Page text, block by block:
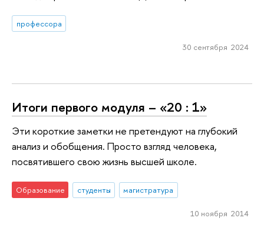
профессора
30 сентября 2024
Итоги первого модуля – «20 : 1»
Эти короткие заметки не претендуют на глубокий
анализ и обобщения. Просто взгляд человека,
посвятившего свою жизнь высшей школе.
Образование студенты магистратура
10 ноября 2014